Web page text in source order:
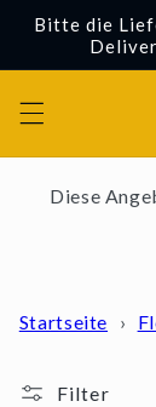
zum
Inhalt
Bitte die
Diese
Startseite ›
Filter